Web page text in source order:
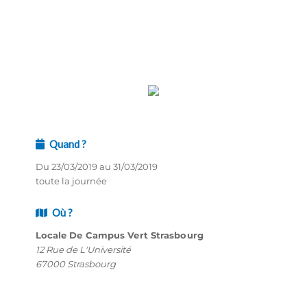
Quand ?
Du 23/03/2019 au 31/03/2019
toute la journée
Où ?
Locale De Campus Vert Strasbourg
12 Rue de L'Université
67000 Strasbourg